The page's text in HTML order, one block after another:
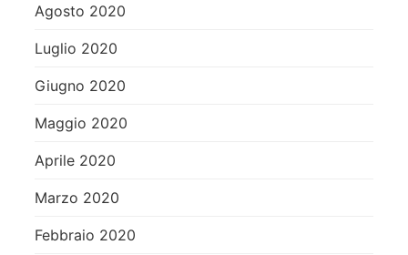
Agosto 2020
Luglio 2020
Giugno 2020
Maggio 2020
Aprile 2020
Marzo 2020
Febbraio 2020